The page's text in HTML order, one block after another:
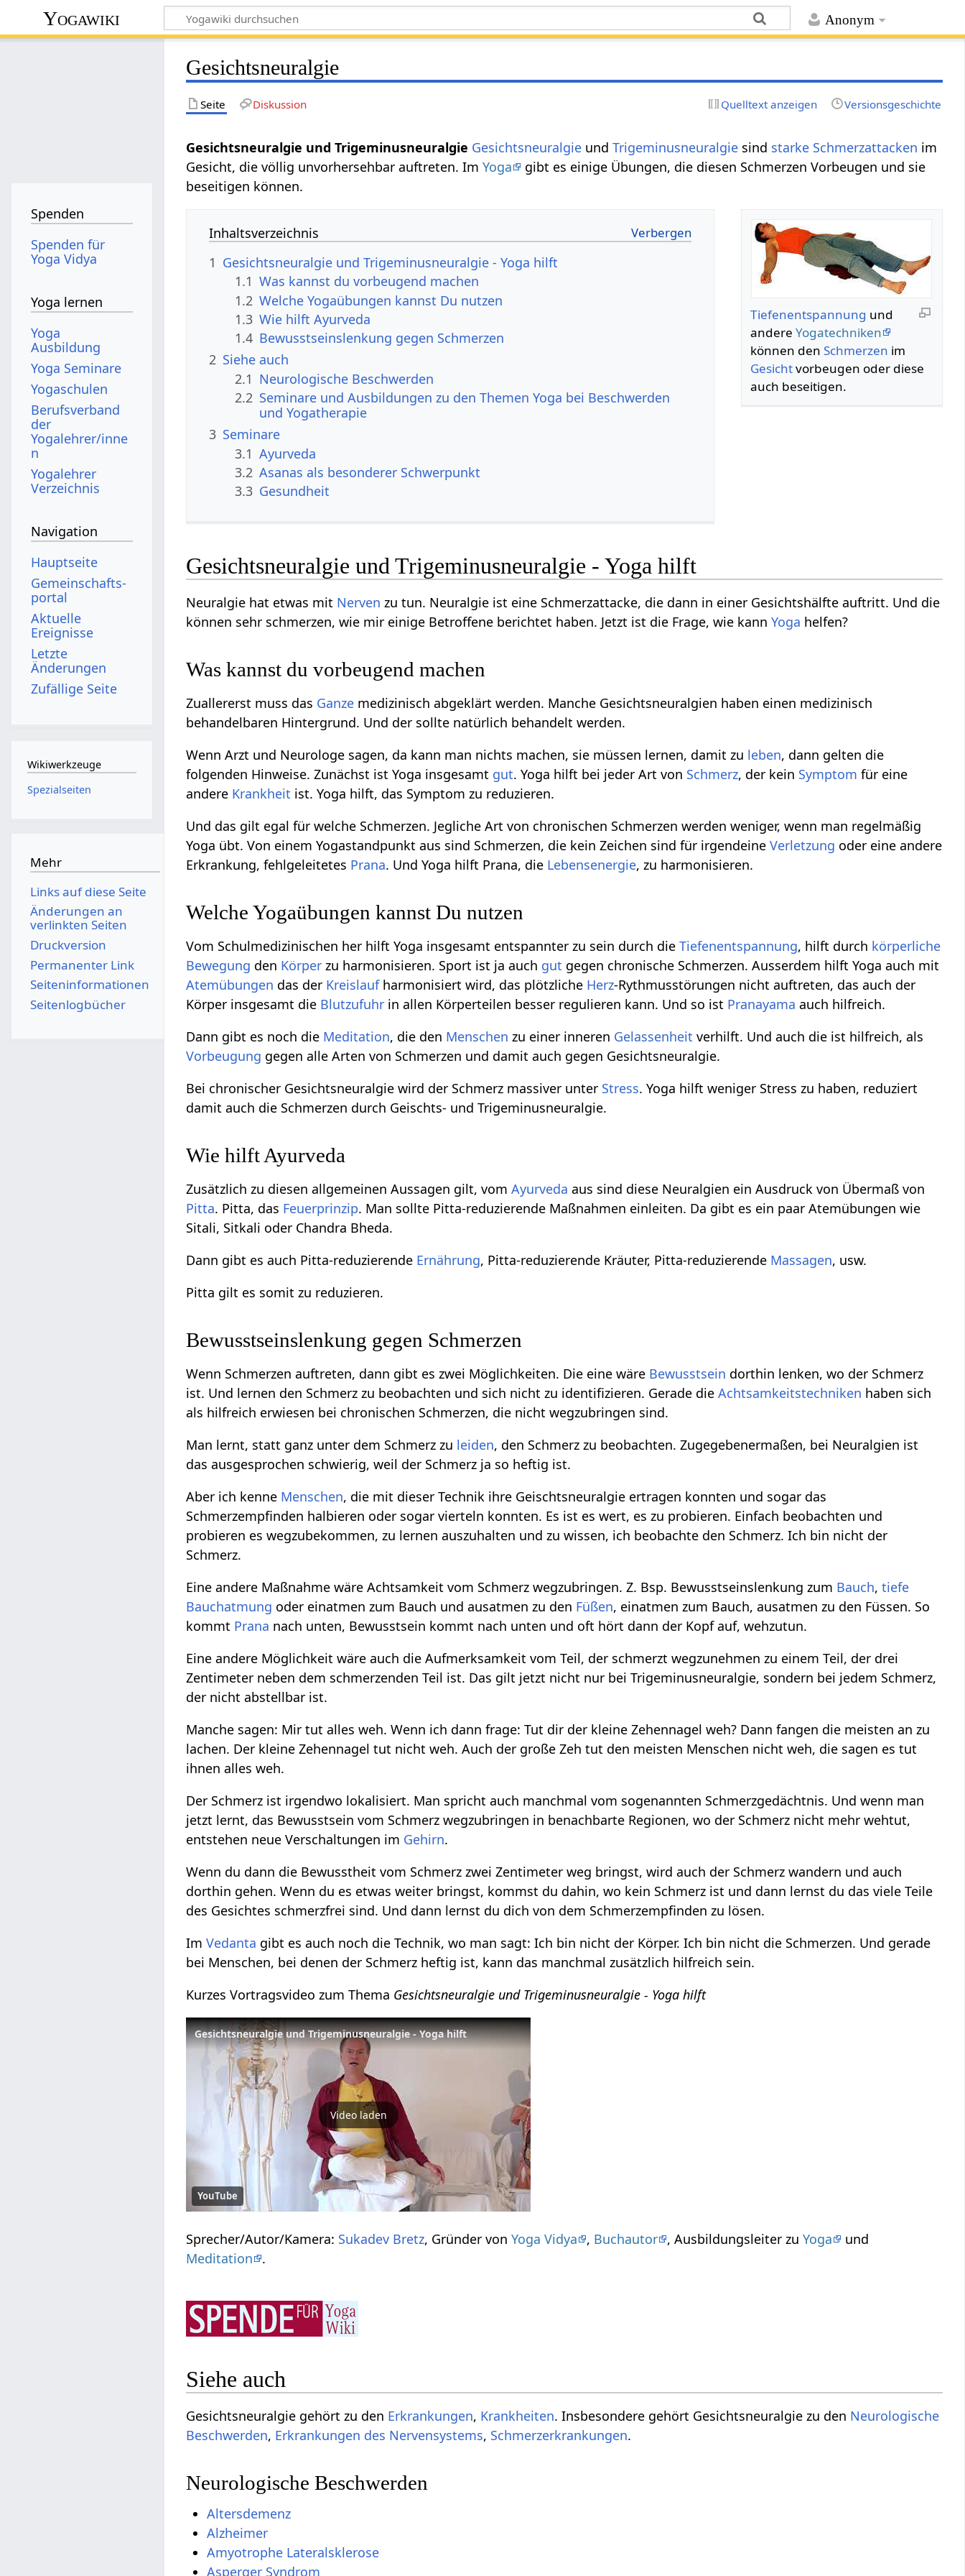
Anonym
Yogawiki
Gesichtsneuralgie
Seite Diskussion Quelltext anzeigen Versionsgeschichte
Gesichtsneuralgie und Trigeminusneuralgie Gesichtsneuralgie undTrigeminusneuralgie sind starke Schmerzattacken im
Gesicht, die völlig unvorhersehbar auftreten. ImYoga
gibt es einige Übungen, die diesen Schmerzen Vorbeugen und sie
beseitigen können.
Tiefenentspannung und
andereYogatechniken
können den Schmerzen im
Gesichtvorbeugen oder diese
auch beseitigen.
Inhaltsverzeichnis
1 Gesichtsneuralgie und Trigeminusneuralgie - Yoga hilft
1.1 Was kannst du vorbeugend machen
1.2 Welche Yogaübungen kannst Du nutzen
1.3 Wie hilft Ayurveda
1.4 Bewusstseinslenkung gegen Schmerzen
2 Siehe auch
2.1 Neurologische Beschwerden
2.2 Seminare und Ausbildungen zu den Themen Yoga bei Beschwerden
und Yogatherapie
3 Seminare
3.1 Ayurveda
3.2 Asanas als besonderer Schwerpunkt
3.3 Gesundheit
Gesichtsneuralgie und Trigeminusneuralgie - Yoga hilft
Neuralgie hat etwas mit Nerven zu tun. Neuralgie ist eine Schmerzattacke, die dann in einer Gesichtshälfte auftritt. Und die
können sehr schmerzen, wie mir einige Betroffene berichtet haben. Jetzt ist die Frage, wie kannYoga helfen?
Was kannst du vorbeugend machen
Zuallererst muss das Ganze medizinisch abgeklärt werden. Manche Gesichtsneuralgien haben einen medizinisch
behandelbaren Hintergrund. Und der sollte natürlich behandelt werden.
Wenn Arzt und Neurologe sagen, da kann man nichts machen, sie müssen lernen, damit zu leben, dann gelten die
folgenden Hinweise. Zunächst ist Yoga insgesamt gut. Yoga hilft bei jeder Art von Schmerz, der kein Symptom für eine
andere Krankheit ist. Yoga hilft, das Symptom zu reduzieren.
Und das gilt egal für welche Schmerzen. Jegliche Art von chronischen Schmerzen werden weniger, wenn man regelmäßig
Yoga übt. Von einem Yogastandpunkt aus sind Schmerzen, die kein Zeichen sind für irgendeineVerletzung oder eine andere
Erkrankung, fehlgeleitetes Prana. Und Yoga hilft Prana, die Lebensenergie, zu harmonisieren.
Welche Yogaübungen kannst Du nutzen
Vom Schulmedizinischen her hilft Yoga insgesamt entspannter zu sein durch dieTiefenentspannung, hilft durch körperliche
Bewegung den Körper zu harmonisieren. Sport ist ja auch gut gegen chronische Schmerzen. Ausserdem hilft Yoga auch mit
Atemübungen das der Kreislaufharmonisiert wird, das plötzliche Herz-Rythmusstörungen nicht auftreten, das auch der
Körper insgesamt die Blutzufuhr in allen Körperteilen besser regulieren kann. Und so ist Pranayama auch hilfreich.
Dann gibt es noch die Meditation, die den Menschen zu einer inneren Gelassenheit verhilft. Und auch die ist hilfreich, als
Vorbeugung gegen alle Arten von Schmerzen und damit auch gegen Gesichtsneuralgie.
Bei chronischer Gesichtsneuralgie wird der Schmerz massiver unter Stress. Yoga hilft weniger Stress zu haben, reduziert
damit auch die Schmerzen durch Geischts- und Trigeminusneuralgie.
Wie hilft Ayurveda
Zusätzlich zu diesen allgemeinen Aussagen gilt, vomAyurveda aus sind diese Neuralgien ein Ausdruck von Übermaß von
Pitta. Pitta, das Feuerprinzip. Man sollte Pitta-reduzierende Maßnahmen einleiten. Da gibt es ein paar Atemübungen wie
Sitali, Sitkali oder Chandra Bheda.
Dann gibt es auch Pitta-reduzierende Ernährung, Pitta-reduzierende Kräuter, Pitta-reduzierende Massagen, usw.
Pitta gilt es somit zu reduzieren.
Bewusstseinslenkung gegen Schmerzen
Wenn Schmerzen auftreten, dann gibt es zwei Möglichkeiten. Die eine wäre Bewusstsein dorthin lenken, wo der Schmerz
ist. Und lernen den Schmerz zu beobachten und sich nicht zu identifizieren. Gerade dieAchtsamkeitstechniken haben sich
als hilfreich erwiesen bei chronischen Schmerzen, die nicht wegzubringen sind.
Man lernt, statt ganz unter dem Schmerz zu leiden, den Schmerz zu beobachten. Zugegebenermaßen, bei Neuralgien ist
das ausgesprochen schwierig, weil der Schmerz ja so heftig ist.
Aber ich kenne Menschen, die mit dieser Technik ihre Geischtsneuralgie ertragen konnten und sogar das
Schmerzempfinden halbieren oder sogar vierteln konnten. Es ist es wert, es zu probieren. Einfach beobachten und
probieren es wegzubekommen, zu lernen auszuhalten und zu wissen, ich beobachte den Schmerz. Ich bin nicht der
Schmerz.
Eine andere Maßnahme wäre Achtsamkeit vom Schmerz wegzubringen. Z. Bsp. Bewusstseinslenkung zum Bauch,tiefe
Bauchatmung oder einatmen zum Bauch und ausatmen zu den Füßen, einatmen zum Bauch, ausatmen zu den Füssen. So
kommt Prana nach unten, Bewusstsein kommt nach unten und oft hört dann der Kopf auf, wehzutun.
Eine andere Möglichkeit wäre auch die Aufmerksamkeit vom Teil, der schmerzt wegzunehmen zu einem Teil, der drei
Zentimeter neben dem schmerzenden Teil ist. Das gilt jetzt nicht nur bei Trigeminusneuralgie, sondern bei jedem Schmerz,
der nicht abstellbar ist.
Manche sagen: Mir tut alles weh. Wenn ich dann frage: Tut dir der kleine Zehennagel weh? Dann fangen die meisten an zu
lachen. Der kleine Zehennagel tut nicht weh. Auch der große Zeh tut den meisten Menschen nicht weh, die sagen es tut
ihnen alles weh.
Der Schmerz ist irgendwo lokalisiert. Man spricht auch manchmal vom sogenannten Schmerzgedächtnis. Und wenn man
jetzt lernt, das Bewusstsein vom Schmerz wegzubringen in benachbarte Regionen, wo der Schmerz nicht mehr wehtut,
entstehen neue Verschaltungen im Gehirn.
Wenn du dann die Bewusstheit vom Schmerz zwei Zentimeter weg bringst, wird auch der Schmerz wandern und auch
dorthin gehen. Wenn du es etwas weiter bringst, kommst du dahin, wo kein Schmerz ist und dann lernst du das viele Teile
des Gesichtes schmerzfrei sind. Und dann lernst du dich von dem Schmerzempfinden zu lösen.
ImVedanta gibt es auch noch die Technik, wo man sagt: Ich bin nicht der Körper. Ich bin nicht die Schmerzen. Und gerade
bei Menschen, bei denen der Schmerz heftig ist, kann das manchmal zusätzlich hilfreich sein.
Kurzes Vortragsvideo zum Thema Gesichtsneuralgie und Trigeminusneuralgie - Yoga hilft
Gesichtsneuralgie und Trigeminusneuralgie - Yoga hilft
Video laden
YouTube
Sprecher/Autor/Kamera: Sukadev Bretz, Gründer vonYoga Vidya , Buchautor , Ausbildungsleiter zuYoga
und
Meditation
.
Siehe auch
Gesichtsneuralgie gehört zu den Erkrankungen, Krankheiten. Insbesondere gehört Gesichtsneuralgie zu den Neurologische
Beschwerden, Erkrankungen des Nervensystems, Schmerzerkrankungen.
Neurologische Beschwerden
Altersdemenz
Alzheimer
Amyotrophe Lateralsklerose
Asperger Syndrom
Spenden
Spenden für
Yoga Vidya
Yoga lernen
Yoga
Ausbildung
Yoga Seminare
Yogaschulen
Berufsverband
der
Yogalehrer/inne
n
Yogalehrer
Verzeichnis
Navigation
Hauptseite
Gemeinschafts­
portal
Aktuelle
Ereignisse
Letzte
Änderungen
Zufällige Seite
Wikiwerkzeuge
Spezialseiten
Mehr
Links auf diese Seite
Änderungen an
verlinkten Seiten
Druckversion
Permanenter Link
Seiten­­informationen
Seitenlogbücher